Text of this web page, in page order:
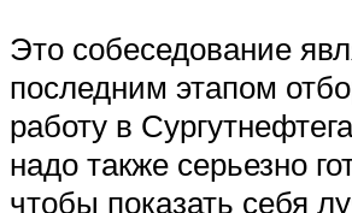
Это собеседование
последним этапом
работу в
надо также серьезно
чтобы показать себя